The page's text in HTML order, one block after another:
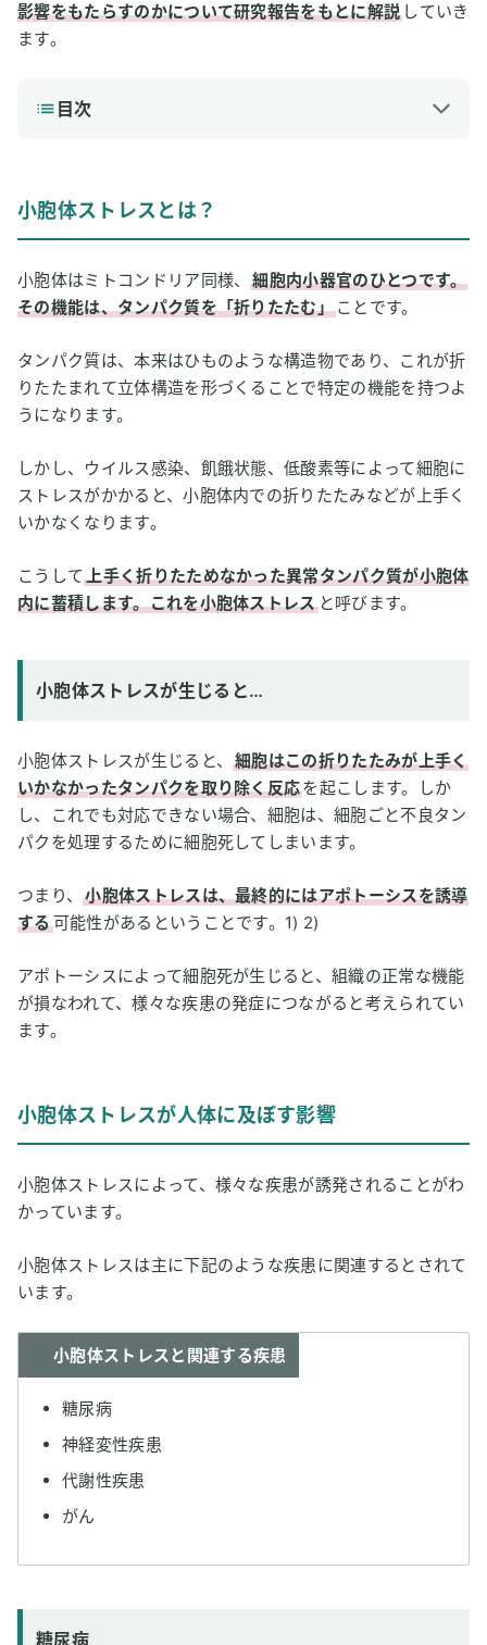
影響をもたらすのかについて研究報告をもとに解説 していき
ます。
目次
神経変性疾患
がん
3 水素吸入が持つ小胞体ストレスに対する効果
水素が小胞体ストレスを軽減すると起こること
4 まとめ：水素と小胞体ストレス
小胞体ストレスとは？
小胞体はミトコンドリア同様、細胞内小器官のひとつです。
その機能は、タンパク質を「折りたたむ」 ことです。
タンパク質は、本来はひものような構造物であり、これが折
りたたまれて立体構造を形づくることで特定の機能を持つよ
うになります。
しかし、ウイルス感染、飢餓状態、低酸素等によって細胞に
ストレスがかかると、小胞体内での折りたたみなどが上手く
いかなくなります。
こうして上手く折りたためなかった異常タンパク質が小胞体
内に蓄積します。これを小胞体ストレスと呼びます。
小胞体ストレスが生じると…
小胞体ストレスが生じると、細胞はこの折りたたみが上手く
いかなかったタンパクを取り除く反応を起こします。しか
し、これでも対応できない場合、細胞は、細胞ごと不良タン
パクを処理するために細胞死してしまいます。
つまり、小胞体ストレスは、最終的にはアポトーシスを誘導
する可能性があるということです。1) 2)
アポトーシスによって細胞死が生じると、組織の正常な機能
が損なわれて、様々な疾患の発症につながると考えられてい
ます。
小胞体ストレスが人体に及ぼす影響
小胞体ストレスによって、様々な疾患が誘発されることがわ
かっています。
小胞体ストレスは主に下記のような疾患に関連するとされて
います。
小胞体ストレスと関連する疾患
糖尿病
神経変性疾患
代謝性疾患
がん
糖尿病